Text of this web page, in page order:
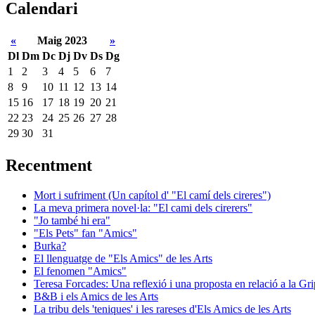
Calendari
« Maig 2023
»
Dl Dm Dc Dj Dv Ds Dg
1
2 3 4 5 6
7
8
9 10 11 12 13 14
15 16 17 18 19 20 21
22 23 24 25 26 27 28
29 30 31
Recentment
Mort i sufriment (Un capítol d' "El camí dels cireres")
La meva primera novel·la: "El cami dels cirerers"
"Jo també hi era"
"Els Pets" fan "Amics"
Burka?
El llenguatge de "Els Amics" de les Arts
El fenomen "Amics"
Teresa Forcades: Una reflexió i una proposta en relació a la
B&B i els Amics de les Arts
La tribu dels 'teniques' i les rareses d'Els Amics de les Arts